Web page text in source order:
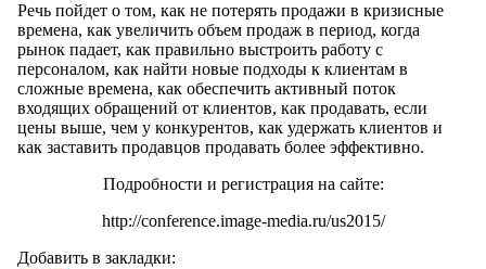
Речь пойдет о том, как не потерять продажи в кризисные
времена, как увеличить объем продаж в период, когда
рынок падает, как правильно выстроить работу с
персоналом, как найти новые подходы к клиентам в
сложные времена, как обеспечить активный поток
входящих обращений от клиентов, как продавать, если
цены выше, чем у конкурентов, как удержать клиентов и
как заставить продавцов продавать более эффективно.
Подробности и регистрация на сайте:
http://conference.image-media.ru/us2015/
Добавить в закладки: